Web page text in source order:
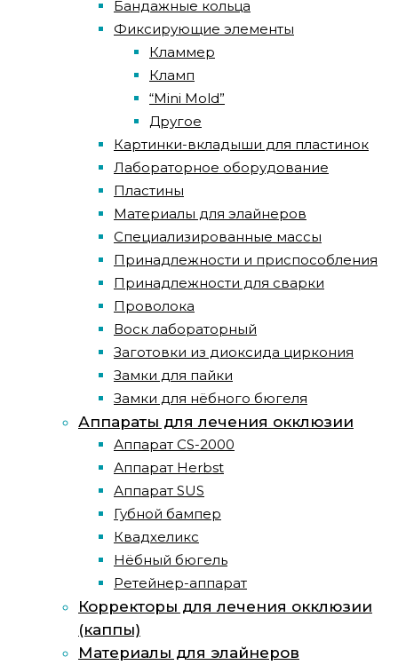
Бандажные кольца
Фиксирующие элементы
Кламмер
Кламп
“Mini Mold”
Другое
Картинки-вкладыши для пластинок
Лабораторное оборудование
Пластины
Материалы для элайнеров
Специализированные массы
Принадлежности и приспособления
Принадлежности для сварки
Проволока
Воск лабораторный
Заготовки из диоксида циркония
Замки для пайки
Замки для нёбного бюгеля
Аппараты для лечения окклюзии
Аппарат CS-2000
Аппарат Herbst
Аппарат SUS
Губной бампер
Квадхеликс
Нёбный бюгель
Ретейнер-аппарат
Корректоры для лечения окклюзии
(каппы)
Материалы для элайнеров